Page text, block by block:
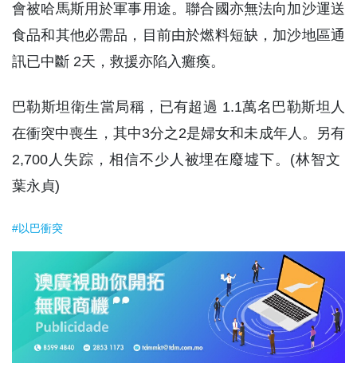
會被哈馬斯用於軍事用途。聯合國亦無法向加沙運送
食品和其他必需品，目前由於燃料短缺，加沙地區通
訊已中斷 2天，救援亦陷入癱瘓。
巴勒斯坦衛生當局稱，已有超過 1.1萬名巴勒斯坦人
在衝突中喪生，其中3分之2是婦女和未成年人。另有
2,700人失踪，相信不少人被埋在廢墟下。(林智文
葉永貞)
#以巴衝突